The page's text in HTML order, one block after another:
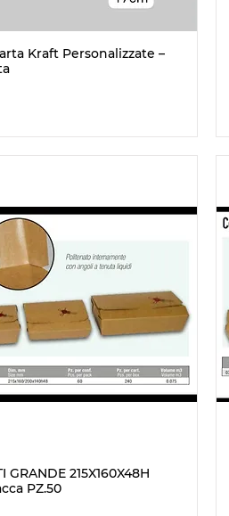
rápida
Kraft Personalizzate –
rápida
GRANDE 215X160X48H
PZ.50